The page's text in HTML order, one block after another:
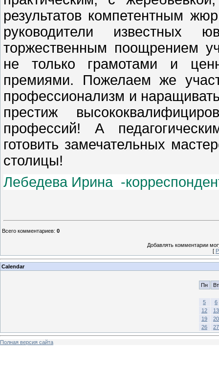
результатов компетентным
руководители известных
торжественным поощрением
не только грамотами и
премиями. Пожелаем же
профессионализм и
престиж
профессий! А
готовить замечательных
столицы!
Лебедева Ирина -корреспонден
Всего комментариев: 0
Добавлять комментарии
[
Calendar
Пн Вт
5
6
12
13
19
20
26
27
Полная версия сайта